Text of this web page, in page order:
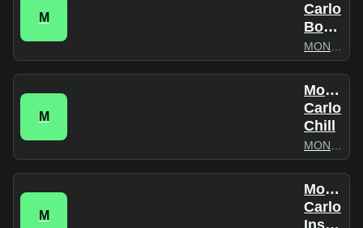
M
Carlo
Bossa
M
Monte
Carlo
Chill
M
Monte
Carlo
Instrumental